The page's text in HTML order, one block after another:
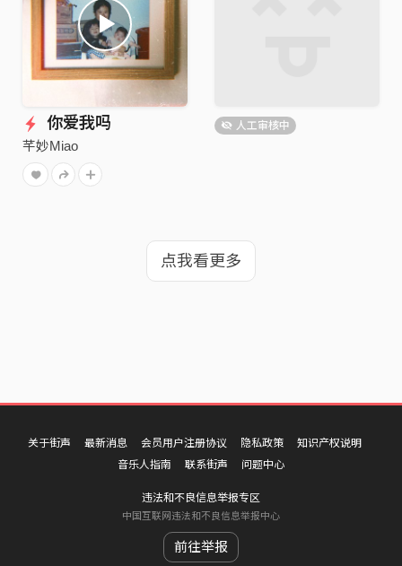
你爱我吗
芊妙Miao
人工审核中
点我看更多
关于街声 最新消息 会员用户注册协议 隐私政策
知识产权说明
音乐人指南
联系街声 问题中心
违法和不良信息举报专区
中国互联网违法和不良信息举报中心
前往举报